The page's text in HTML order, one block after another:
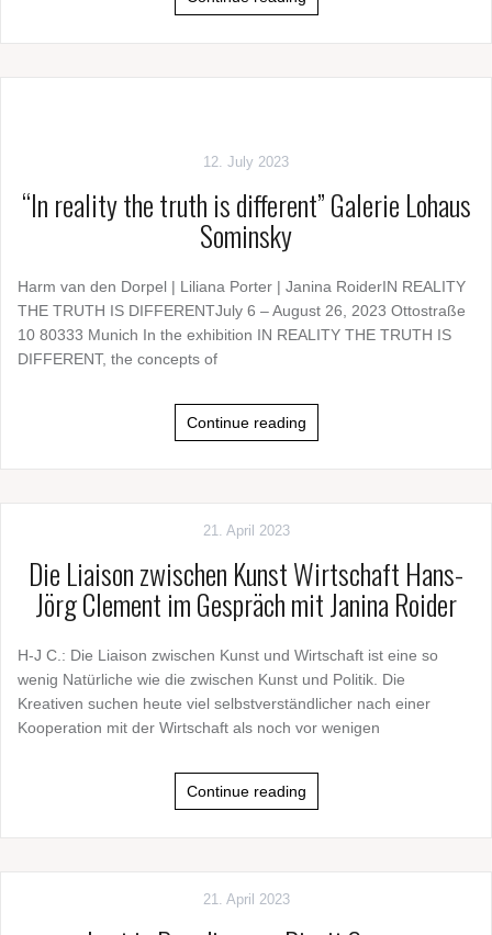
12. July 2023
“In reality the truth is different” Galerie Lohaus
Sominsky
Harm van den Dorpel | Liliana Porter | Janina RoiderIN REALITY
THE TRUTH IS DIFFERENTJuly 6 – August 26, 2023 Ottostraße
10 80333 Munich In the exhibition IN REALITY THE TRUTH IS
DIFFERENT, the concepts of
Continue reading
21. April 2023
Die Liaison zwischen Kunst Wirtschaft Hans-
Jörg Clement im Gespräch mit Janina Roider
H-J C.: Die Liaison zwischen Kunst und Wirtschaft ist eine so
wenig Natürliche wie die zwischen Kunst und Politik. Die
Kreativen suchen heute viel selbstverständlicher nach einer
Kooperation mit der Wirtschaft als noch vor wenigen
Continue reading
21. April 2023